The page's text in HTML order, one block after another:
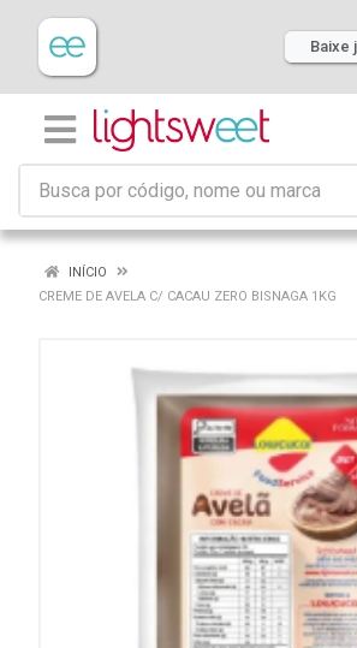
Baixe
INÍCIO
CREME DE AVELA C/ CACAU ZERO BISNAGA 1KG